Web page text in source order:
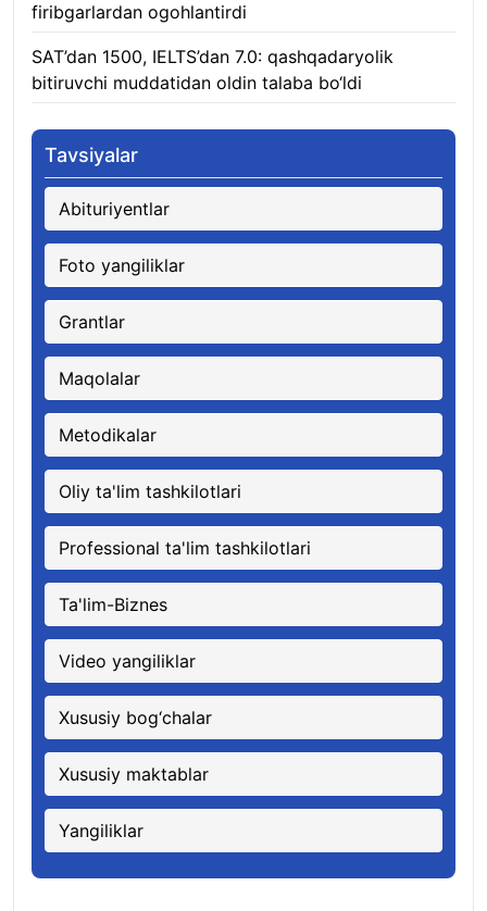
firibgarlardan ogohlantirdi
SAT’dan 1500, IELTS’dan 7.0: qashqadaryolik
bitiruvchi muddatidan oldin talaba bo‘ldi
Tavsiyalar
Abituriyentlar
Foto yangiliklar
Grantlar
Maqolalar
Metodikalar
Oliy ta'lim tashkilotlari
Professional ta'lim tashkilotlari
Ta'lim-Biznes
Video yangiliklar
Xususiy bog‘chalar
Xususiy maktablar
Yangiliklar